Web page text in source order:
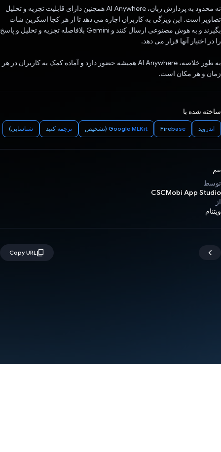
نه محدود به پردازش زبان، AI Anywhere همچنین دارای قابلیت تجزیه و تحلیل
تصاویر است. این ویژگی به کاربران اجازه می دهد تا از هر کجا اسکرین شات
بگیرند و به هوش مصنوعی ارسال کنند و Gemini بلافاصله تجزیه و تحلیل و پاسخ
را در اختیار آنها قرار می دهد.
به طور خلاصه، AI Anywhere همیشه حضور دارد و آماده کمک به کاربران در هر
زمان و هر مکان است.
ساخته شده با
اندروید Firebase Google MLKit (تشخیص ترجمه کنید شناسایی)
تیم
توسط
CSCMobi App Studio
از
ویتنام